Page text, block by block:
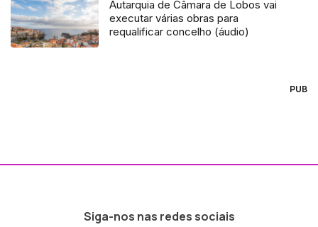
Autarquia de Câmara de Lobos vai
executar várias obras para
requalificar concelho (áudio)
PUB
Siga-nos nas redes sociais